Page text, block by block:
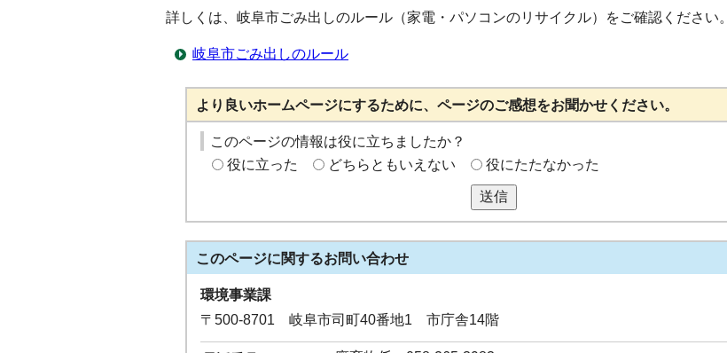
詳しくは、岐阜市ごみ出しのルール（家電・パソコンのリサイクル）をご確認ください。
岐阜市ごみ出しのルール
より良いホームページにするために、ページのご感想をお聞かせください。
このページの情報は役に立ちましたか？
役に立った
どちらともいえない 役にたたなかった
送信
このページに関するお問い合わせ
環境事業課
〒500-8701 岐阜市司町40番地1 市庁舎14階